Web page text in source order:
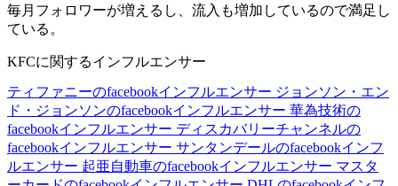
毎月フォロワーが増えるし、流入も増加しているので満足し
ている。
KFCに関するインフルエンサー
ティファニーのfacebookインフルエンサー ジョンソン・エン
ド・ジョンソンのfacebookインフルエンサー 華為技術の
facebookインフルエンサー ディスカバリーチャンネルの
facebookインフルエンサー サンタンデールのfacebookインフ
ルエンサー 起亜自動車のfacebookインフルエンサー マスタ